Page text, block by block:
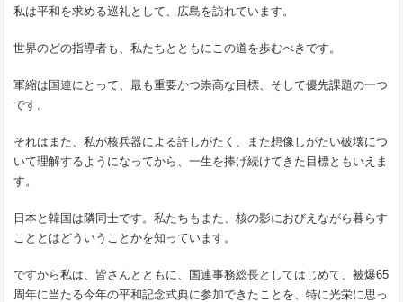
私は平和を求める巡礼として、広島を訪れています。
世界のどの指導者も、私たちとともにこの道を歩むべきです。
軍縮は国連にとって、最も重要かつ崇高な目標、そして優先課題の一つ
です。
それはまた、私が核兵器による許しがたく、また想像しがたい破壊につ
いて理解するようになってから、一生を捧げ続けてきた目標ともいえま
す。
日本と韓国は隣同士です。私たちもまた、核の影におびえながら暮らす
こととはどういうことかを知っています。
ですから私は、皆さんとともに、国連事務総長としてはじめて、被爆65
周年に当たる今年の平和記念式典に参加できたことを、特に光栄に思っ